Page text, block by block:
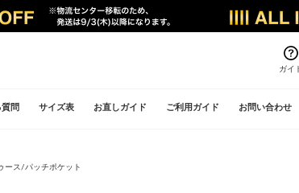
ガイ
問 サイズ表 お直しガイド ご利用ガイド お問い合わせ
ース/パッチポケット